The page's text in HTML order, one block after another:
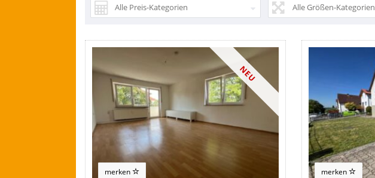
Alle Preis-Kategorien Alle Größen-Kategorien
NEU
merken merken